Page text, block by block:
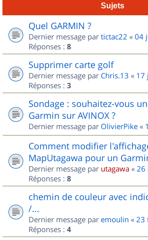
Sujets
Quel GARMIN ?
Dernier message par tictac22 « 04
Réponses : 8
Supprimer carte golf
Dernier message par Chris.13 « 17
Réponses : 3
Sondage : souhaitez-vous
Garmin sur AVINOX ?
Dernier message par OlivierPike «
Comment modifier
MapUtagawa pour un
Dernier message par utagawa « 26
Réponses : 8
chemin de couleur avec
/...
Dernier message par emoulin « 23
Réponses : 4